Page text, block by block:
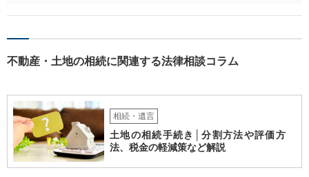
不動産・土地の相続に関連する法律相談コラム
相続・遺言
土地の相続手続き│分割方法や評価方
法、税金の軽減策など解説